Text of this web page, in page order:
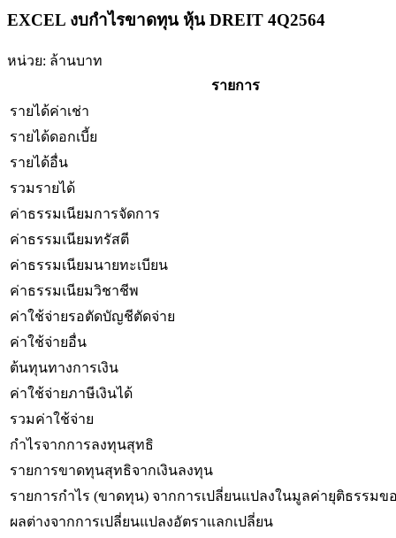
EXCEL งบกำไรขาดทุน หุ้น DREIT 4Q2564
หน่วย: ล้านบาท
รายการ
รายได้ค่าเช่า
รายได้ดอกเบี้ย
รายได้อื่น
รวมรายได้
ค่าธรรมเนียมการจัดการ
ค่าธรรมเนียมทรัสตี
ค่าธรรมเนียมนายทะเบียน
ค่าธรรมเนียมวิชาชีพ
ค่าใช้จ่ายรอตัดบัญชีตัดจ่าย
ค่าใช้จ่ายอื่น
ต้นทุนทางการเงิน
ค่าใช้จ่ายภาษีเงินได้
รวมค่าใช้จ่าย
กำไรจากการลงทุนสุทธิ
รายการขาดทุนสุทธิจากเงินลงทุน
รายการกำไร (ขาดทุน) จากการเปลี่ยนแปลงในมูลค่ายุติธรรมข
ผลต่างจากการเปลี่ยนแปลงอัตราแลกเปลี่ยน